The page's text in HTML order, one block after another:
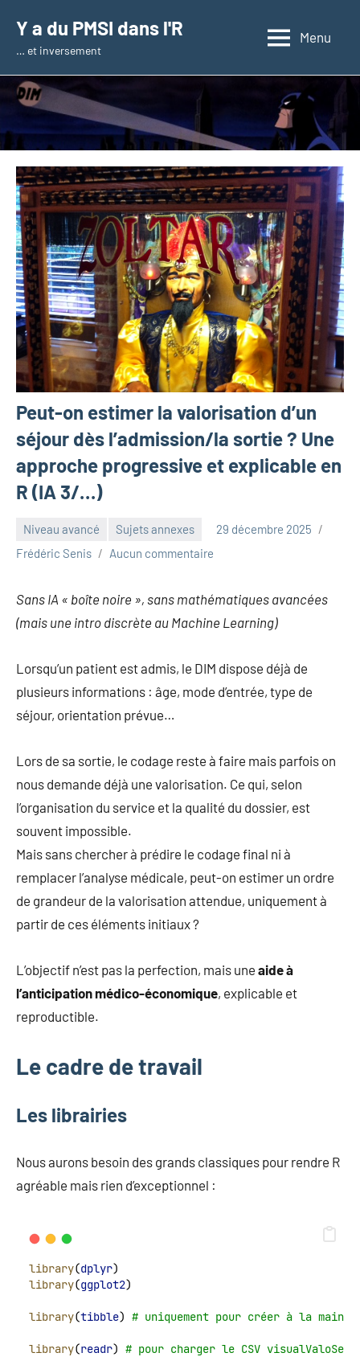
contenu
Y a du PMSI dans l'R
… et inversement
Menu
Peut-on estimer la valorisation d’un
séjour dès l’admission/la sortie ? Une
approche progressive et explicable en
R (IA 3/…)
Niveau avancé Sujets annexes
29 décembre 2025
Frédéric Senis
Aucun commentaire
Sans IA « boîte noire », sans mathématiques avancées
(mais une intro discrète au Machine Learning)
Lorsqu’un patient est admis, le DIM dispose déjà de
plusieurs informations : âge, mode d’entrée, type de
séjour, orientation prévue…
Lors de sa sortie, le codage reste à faire mais parfois on
nous demande déjà une valorisation. Ce qui, selon
l’organisation du service et la qualité du dossier, est
souvent impossible.
Mais sans chercher à prédire le codage final ni à
remplacer l’analyse médicale, peut-on estimer un ordre
de grandeur de la valorisation attendue, uniquement à
partir de ces éléments initiaux ?
L’objectif n’est pas la perfection, mais une aide à
l’anticipation médico-économique, explicable et
reproductible.
Le cadre de travail
Les librairies
Nous aurons besoin des grands classiques pour rendre R
agréable mais rien d’exceptionnel :
library(dplyr)
library(ggplot2)
library(tibble) # uniquement pour créer à la
library(readr) # pour charger le CSV